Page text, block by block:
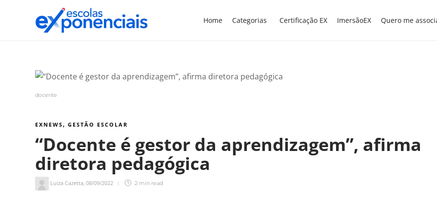
Home Categorias Certificação EX ImersãoEX Quero me
docente
EXNEWS, GESTÃO ESCOLAR
“Docente é gestor da aprendizagem”, afirma
diretora pedagógica
Luiza Cazetta, 08/09/2022 2 min read